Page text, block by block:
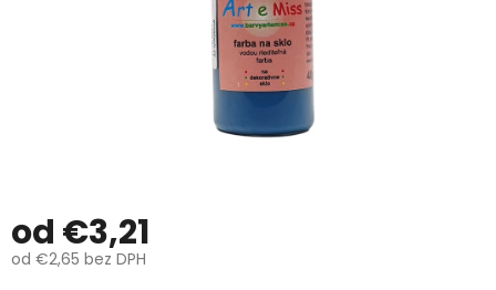
od €3,21
od €2,65 bez DPH